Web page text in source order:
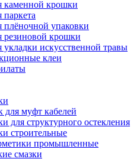
каменной крошки
паркета
плёночной упаковки
резиновой крошки
укладки искусственной травы
клеи
для муфт кабелей
для структурного остекления
строительные
промышленные
смазки